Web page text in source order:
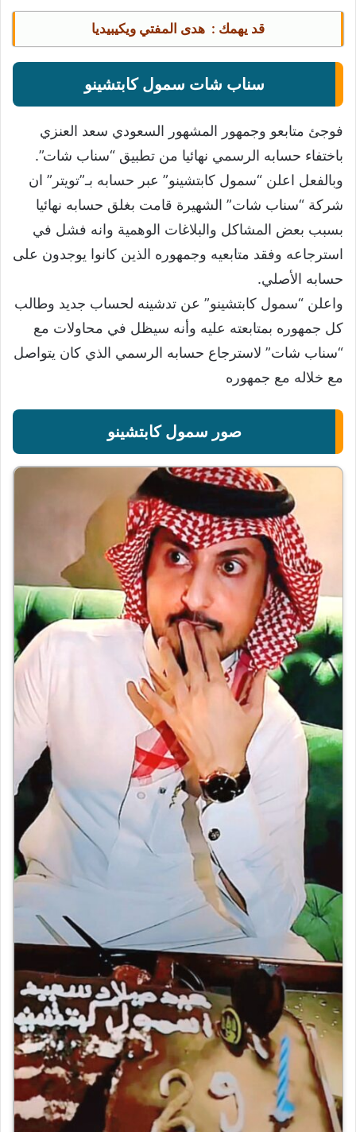
قد يهمك : هدى المفتي ويكيبيديا
سناب شات سمول كابتشينو
فوجئ متابعو وجمهور المشهور السعودي سعد العنزي
باختفاء حسابه الرسمي نهائيا من تطبيق “سناب شات”.
وبالفعل اعلن “سمول كابتشينو” عبر حسابه بـ”تويتر” ان
شركة “سناب شات” الشهيرة قامت بغلق حسابه نهائيا
بسبب بعض المشاكل والبلاغات الوهمية وانه فشل في
استرجاعه وفقد متابعيه وجمهوره الذين كانوا يوجدون على
حسابه الأصلي.
واعلن “سمول كابتشينو” عن تدشينه لحساب جديد وطالب
كل جمهوره بمتابعته عليه وأنه سيظل في محاولات مع
“سناب شات” لاسترجاع حسابه الرسمي الذي كان يتواصل
مع خلاله مع جمهوره
صور سمول كابتشينو